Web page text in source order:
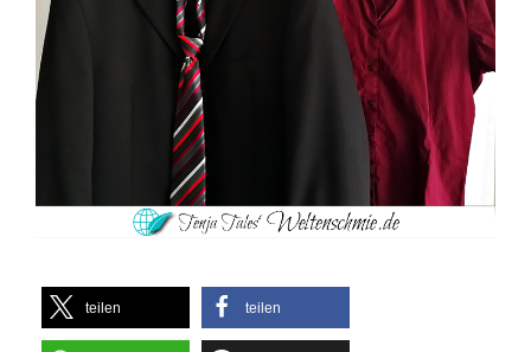
teilen teilen